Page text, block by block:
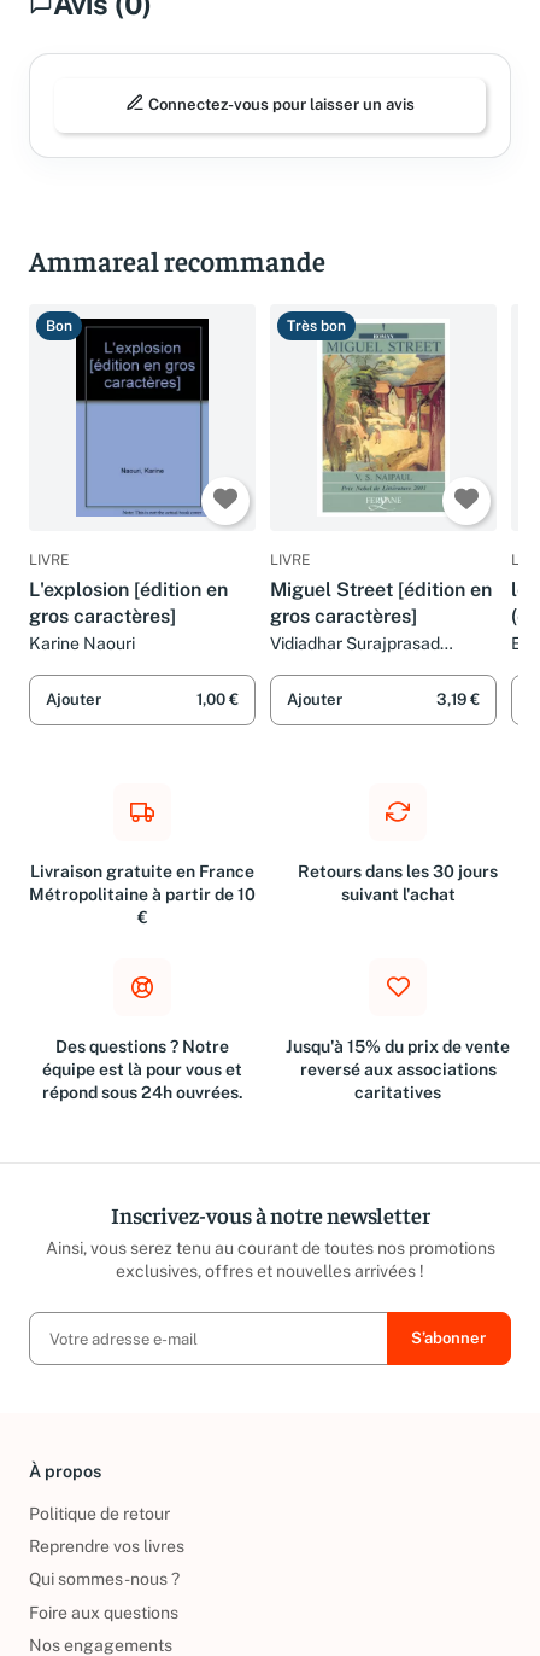
Connectez-vous pour laisser un avis
Ammareal recommande
Bon
LIVRE
L'explosion [édition en
gros caractères]
Karine Naouri
Ajouter 1,00 €
Très bon
LIVRE
Miguel Street [édition en
gros caractères]
Vidiadhar Surajprasad
Ajouter 3,19 €
le
Livraison gratuite en France
Métropolitaine à partir de 10
€
Retours dans les 30 jours
suivant l'achat
Des questions ? Notre
équipe est là pour vous et
répond sous 24h ouvrées.
Jusqu'à 15% du prix de vente
reversé aux associations
caritatives
Inscrivez-vous à notre newsletter
Ainsi, vous serez tenu au courant de toutes nos promotions
exclusives, offres et nouvelles arrivées !
À propos
Politique de retour
Reprendre vos livres
Qui sommes-nous ?
Foire aux questions
Nos engagements